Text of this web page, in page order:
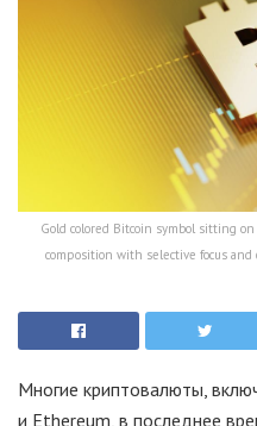
Gold colored Bitcoin symbol sitting
composition with selective focus and
Многие криптовалюты,
и Ethereum, в последнее